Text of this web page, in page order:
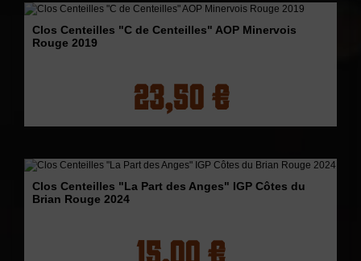
Clos Centeilles "C de Centeilles" AOP Minervois
Rouge 2019
23,50 €
Clos Centeilles "La Part des Anges" IGP Côtes du
Brian Rouge 2024
15,00 €